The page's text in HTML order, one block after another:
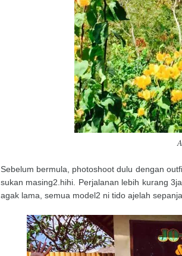
Sebelum bermula, photoshoot dulu dengan
sukan masing2.hihi. Perjalanan lebih kurang
agak lama, semua model2 ni tido ajelah